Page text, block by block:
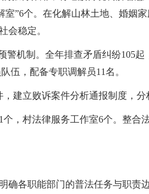
室”6个。在化解山林土地、婚姻
会稳定。
警机制。全年排查矛盾纠纷105起
伍，配备专职调解员11名。
建立败诉案件分析通报制度，分
，村法律服务工作室6个。整合
各职能部门的普法任务与职责